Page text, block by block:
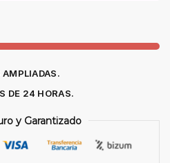
DE 24 HORAS.
y Garantizado